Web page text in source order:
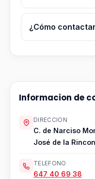
¿Cómo
Informacion de
DIRECCION
C. de Narciso
José de la
TELEFONO
647 40 69 38